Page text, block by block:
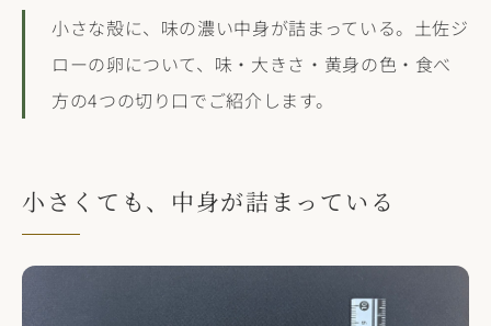
小さな殻に、味の濃い中身が詰まっている。土佐ジ
ローの卵について、味・大きさ・黄身の色・食べ
方の4つの切り口でご紹介します。
小さくても、中身が詰まっている